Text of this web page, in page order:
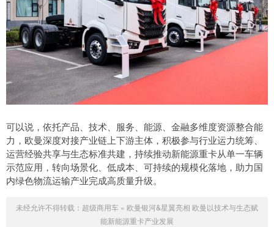
可以说，依托产品、技术、服务、能源、金融多维度资源整合能
力，欧曼深度对接产业链上下游主体，积极参与行业运力统筹、
运营经验共享与生态标准共建，持续推动新能源重卡从单一车辆
示范应用，转向场景化、低成本、可持续的规模化落地，助力国
内绿色物流运输产业完成高质量升级。
未经允许不得转载： 超级商用车 » 欧曼银河&星翼亮相 欧曼以技术与生态赋
能新能源重卡产业发展